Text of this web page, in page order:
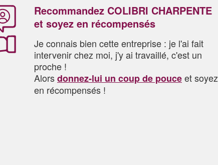
Recommandez COLIBRI CHARPENTE
et soyez en récompensés
Je connais bien cette entreprise : je l'ai fait
intervenir chez moi, j'y ai travaillé, c'est un
proche !
Alorsdonnez-lui un coup de pouceet soyez
en récompensés !